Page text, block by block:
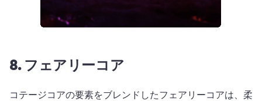
8.フェアリーコア
コテージコアの要素をブレンドしたフェアリーコアは、柔